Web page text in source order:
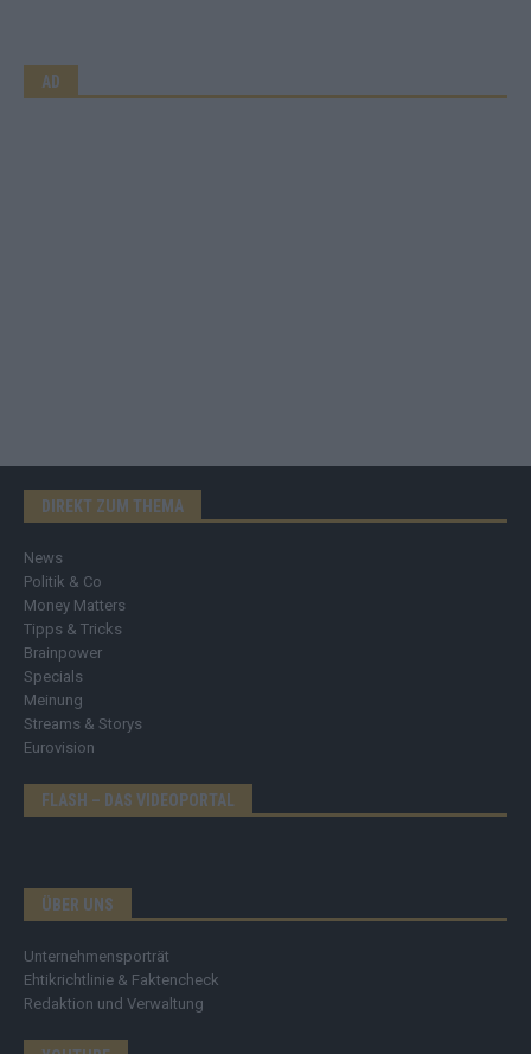
AD
DIREKT ZUM THEMA
News
Politik & Co
Money Matters
Tipps & Tricks
Brainpower
Specials
Meinung
Streams & Storys
Eurovision
FLASH – DAS VIDEOPORTAL
ÜBER UNS
Unternehmensporträt
Ehtikrichtlinie & Faktencheck
Redaktion und Verwaltung